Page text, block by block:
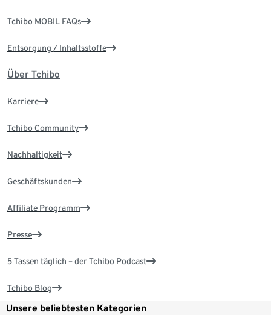
Tchibo MOBIL FAQs
Entsorgung / Inhaltsstoffe
Über Tchibo
Karriere
Tchibo Community
Nachhaltigkeit
Geschäftskunden
Affiliate Programm
Presse
5 Tassen täglich – der Tchibo Podcast
Tchibo Blog
Unsere beliebtesten Kategorien